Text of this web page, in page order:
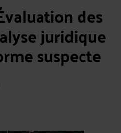
des
juridique
suspecte